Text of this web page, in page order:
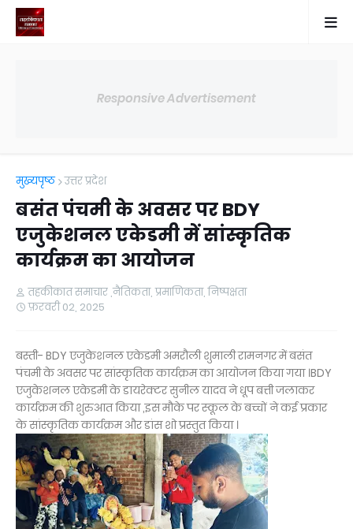
Responsive Advertisement
मुख्यपृष्ठ उत्तर प्रदेश
बसंत पंचमी के अवसर पर BDY
एजुकेशनल एकेडमी में सांस्कृतिक
कार्यक्रम का आयोजन
तहकीकात समाचार ,नैतिकता, प्रमाणिकता, निष्पक्षता
फ़रवरी 02, 2025
बस्ती- BDY एजुकेशनल एकेडमी अमरौली शुमाली रामनगर में बसंत
पंचमी के अवसर पर सांस्कृतिक कार्यक्रम का आयोजन किया गया ।BDY
एजुकेशनल एकेडमी के डायरेक्टर सुनील यादव ने धूप बत्ती जलाकर
कार्यक्रम की शुरुआत किया ,इस मौके परस्कूल के बच्चों ने कई प्रकार
के सांस्कृतिक कार्यक्रम और डांस शो प्रस्तुत किया ।